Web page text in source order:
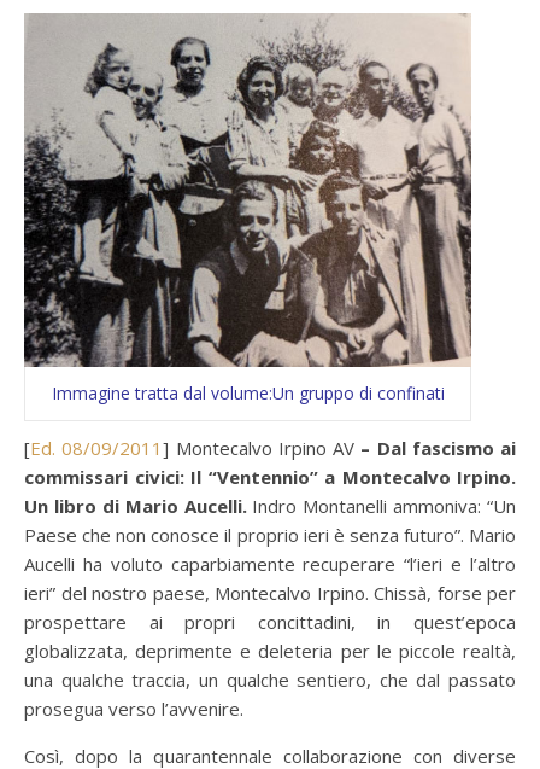
Immagine tratta dal volume:Un gruppo di confinati
[Ed. 08/09/2011] Montecalvo Irpino AV – Dal fascismo ai
commissari civici: Il “Ventennio” a Montecalvo Irpino.
Un libro di Mario Aucelli. Indro Montanelli ammoniva: “Un
Paese che non conosce il proprio ieri è senza futuro”. Mario
Aucelli ha voluto caparbiamente recuperare “l’ieri e l’altro
ieri” del nostro paese, Montecalvo Irpino. Chissà, forse per
prospettare ai propri concittadini, in quest’epoca
globalizzata, deprimente e deleteria per le piccole realtà,
una qualche traccia, un qualche sentiero, che dal passato
prosegua verso l’avvenire.
Così, dopo la quarantennale collaborazione con diverse